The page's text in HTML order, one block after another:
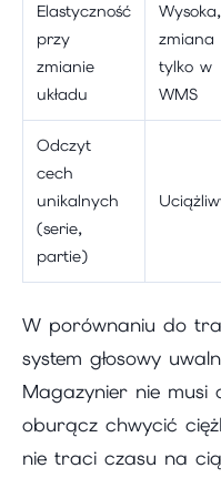
Elastyczność
przy
zmianie
układu
Wysoka,
zmiana
tylko w
WMS
Odczyt
cech
unikalnych
(serie,
partie)
W porównaniu do
system głosowy
Magazynier nie musi
oburącz chwycić
nie traci czasu na